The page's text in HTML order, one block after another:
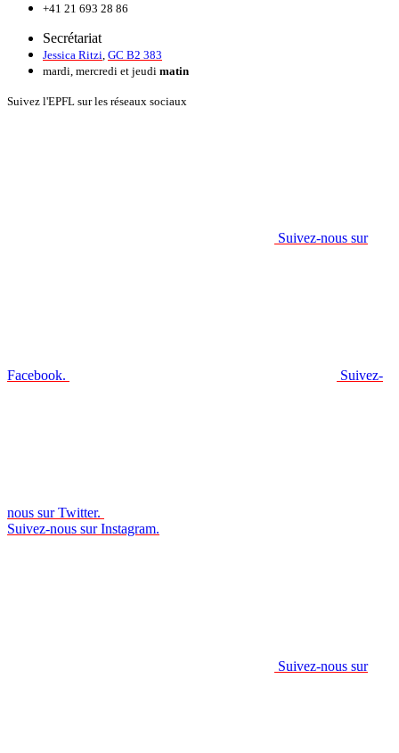
+41 21 693 28 86
Secrétariat
Jessica Ritzi GC B2 383
mardi, mercredi et jeudi matin
Suivez l'EPFL sur les réseaux sociaux
Suivez-nous sur
Facebook. Suivez-
nous sur Twitter.
Suivez-nous sur Instagram.
Suivez-nous sur